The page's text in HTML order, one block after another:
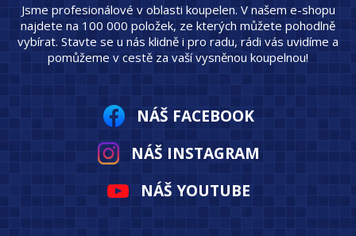
Jsme profesionálové v oblasti koupelen. V našem e-shopu
najdete na 100 000 položek, ze kterých můžete pohodlně
vybírat. Stavte se u nás klidně i pro radu, rádi vás uvidíme a
pomůžeme v cestě za vaší vysněnou koupelnou!
NÁŠ FACEBOOK
NÁŠ INSTAGRAM
NÁŠ YOUTUBE